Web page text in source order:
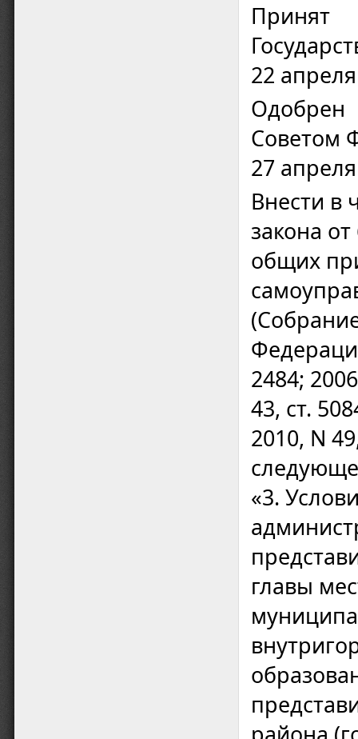
Принят
22
Одобрен
Советом
27
Внести в
закона
общих
2484;
43, ст.
2010, N
«3.
главы